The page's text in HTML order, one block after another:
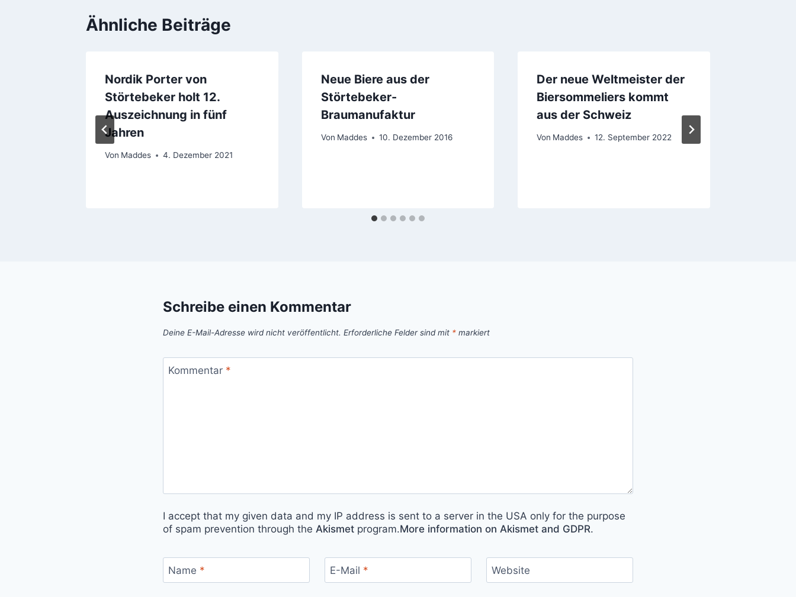
Ähnliche Beiträge
Nordik Porter von
Störtebeker holt 12.
Auszeichnung in fünf
Jahren
Von Maddes 4. Dezember 2021
Neue Biere aus der
Störtebeker-
Braumanufaktur
Von Maddes 10. Dezember 2016
Der neue Weltmeister der
Biersommeliers kommt
aus der Schweiz
Von Maddes 12. September 2022
Schreibe einen Kommentar
Deine E-Mail-Adresse wird nicht veröffentlicht. Erforderliche Felder sind mit * markiert
Kommentar *
I accept that my given data and my IP address is sent to a server in the USA only for the purpose
of spam prevention through the Akismet program.More information on Akismet and GDPR.
Name * E-Mail * Website